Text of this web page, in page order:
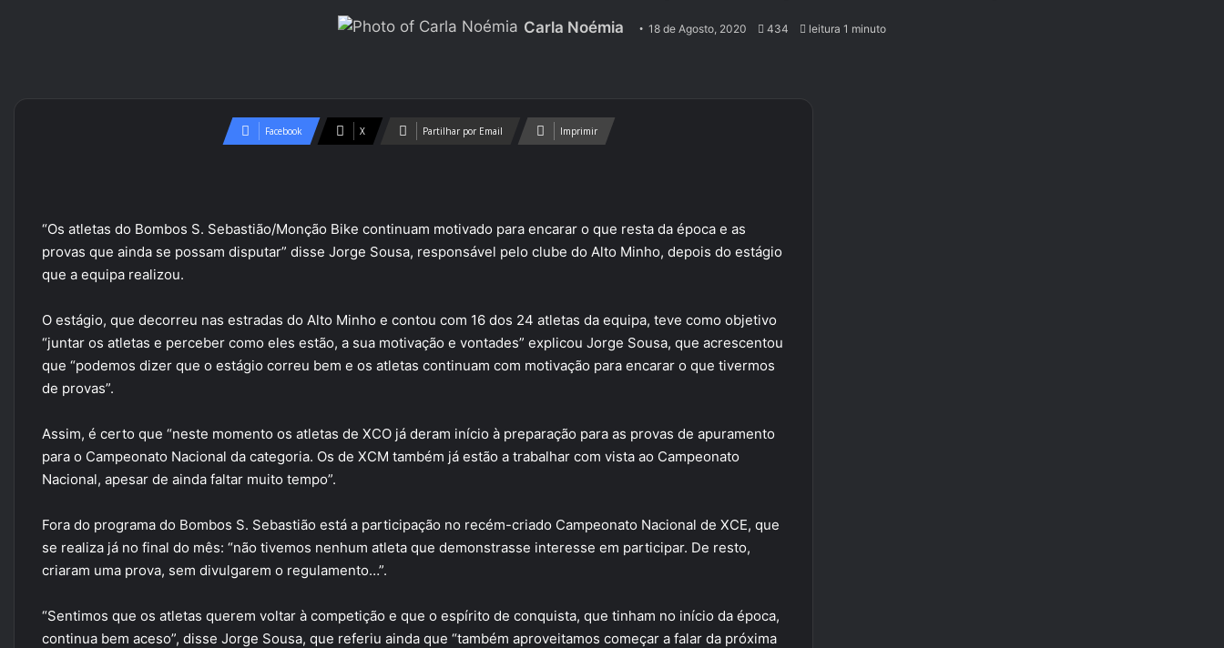
Carla Noémia 18 de Agosto, 2020 434 leitura 1 minuto
Facebook X Partilhar por Email Imprimir
“Os atletas do Bombos S. Sebastião/Monção Bike continuam motivado para encarar o que resta da época e as
provas que ainda se possam disputar” disse Jorge Sousa, responsável pelo clube do Alto Minho, depois do estágio
que a equipa realizou.
O estágio, que decorreu nas estradas do Alto Minho e contou com 16 dos 24 atletas da equipa, teve como objetivo
“juntar os atletas e perceber como eles estão, a sua motivação e vontades” explicou Jorge Sousa, que acrescentou
que “podemos dizer que o estágio correu bem e os atletas continuam com motivação para encarar o que tivermos
de provas”.
Assim, é certo que “neste momento os atletas de XCO já deram início à preparação para as provas de apuramento
para o Campeonato Nacional da categoria. Os de XCM também já estão a trabalhar com vista ao Campeonato
Nacional, apesar de ainda faltar muito tempo”.
Fora do programa do Bombos S. Sebastião está a participação no recém-criado Campeonato Nacional de XCE, que
se realiza já no final do mês: “não tivemos nenhum atleta que demonstrasse interesse em participar. De resto,
criaram uma prova, sem divulgarem o regulamento…”.
“Sentimos que os atletas querem voltar à competição e que o espírito de conquista, que tinham no início da época,
continua bem aceso”, disse Jorge Sousa, que referiu ainda que “também aproveitamos começar a falar da próxima